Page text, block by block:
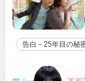
告白－25年目の秘